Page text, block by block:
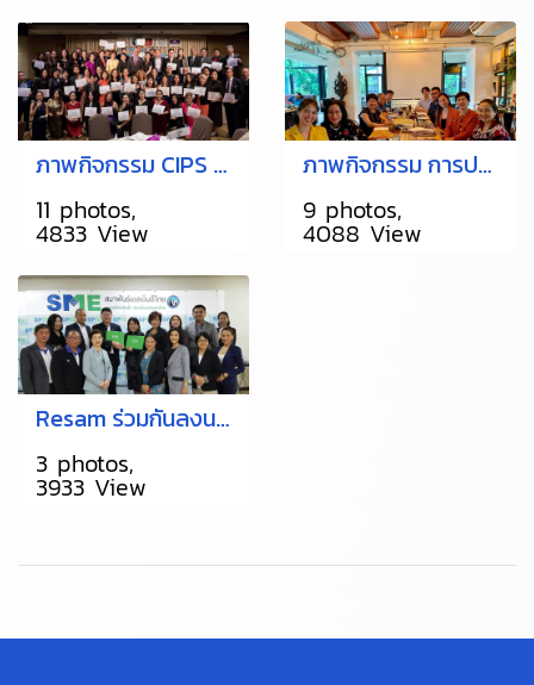
ภาพกิจกรรม CIPS Thailand 2019
11 photos,
4833 View
ภาพกิจกรรม การประชุมการใช้ สื่อประชาสัมพันธ์ ทางออนไลน์
9 photos,
4088 View
Resam ร่วมกันลงนาม ทำสัญญาข้อตกลง MOU กับสมาพันธ์ SME ภาคกลาง
3 photos,
3933 View